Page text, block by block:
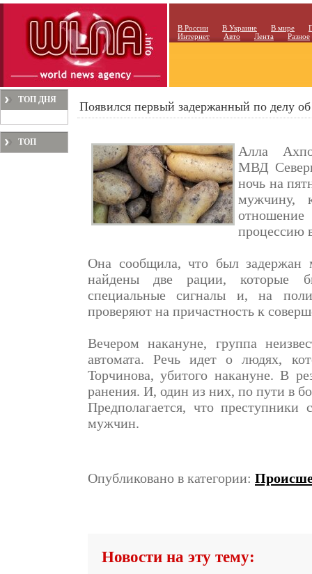
В России В Украине В мире
Интернет
Авто Лента Разное
ТОП ДНЯ
ТОП
Появился первый задержанный по делу
Алла
МВД
ночь на
мужчину,
процессию
Она сообщила, что был
найдены две рации, которые
специальные сигналы и, на
проверяют на причастность к
Вечером накануне, группа
автомата. Речь идет о людях,
Торчинова, убитого накануне. В
ранения. И, один из них, по пути в
Предполагается, что преступники
мужчин.
Опубликовано в категории:
Новости на эту тему: